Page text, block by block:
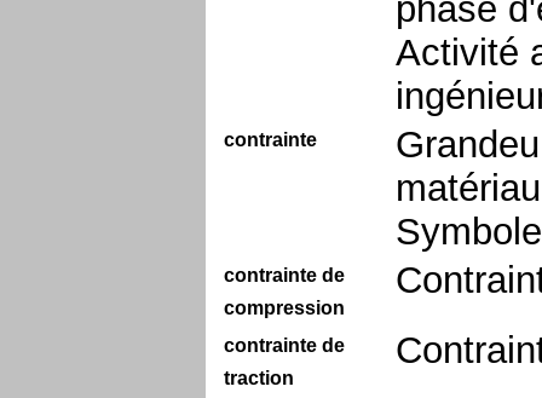
phase
Activité
contrainte
contrainte de
compression
contrainte de
traction